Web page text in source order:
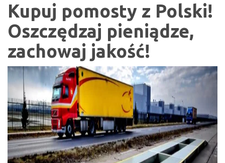
Kupuj pomosty z Polski!
Oszczędzaj pieniądze,
zachowaj jakość!